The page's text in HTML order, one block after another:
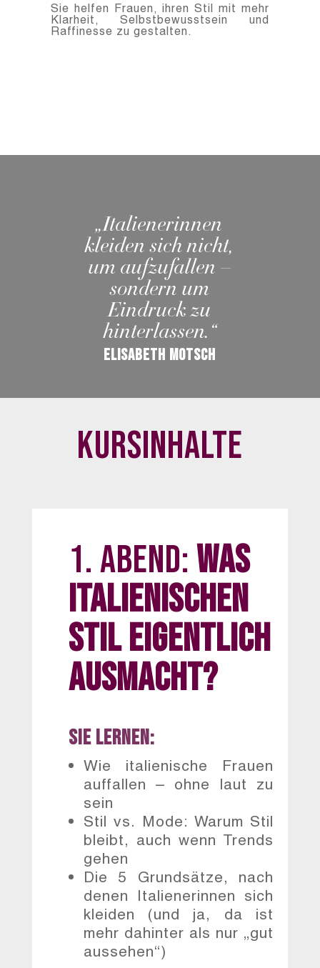
Sie helfen Frauen, ihren Stil mit mehr
Klarheit, Selbstbewusstsein und
Raffinesse zu gestalten.
„Italienerinnen
kleiden sich nicht,
um aufzufallen –
sondern um
Eindruck zu
hinterlassen.“
Elisabeth Motsch
Kursinhalte
1. Abend:Was
italienischen
Stil eigentlich
ausmacht?
Sie lernen:
Wie italienische Frauen
auffallen – ohne laut zu
sein
Stil vs. Mode: Warum Stil
bleibt, auch wenn Trends
gehen
Die 5 Grundsätze, nach
denen Italienerinnen sich
kleiden (und ja, da ist
mehr dahinter als nur „gut
aussehen“)